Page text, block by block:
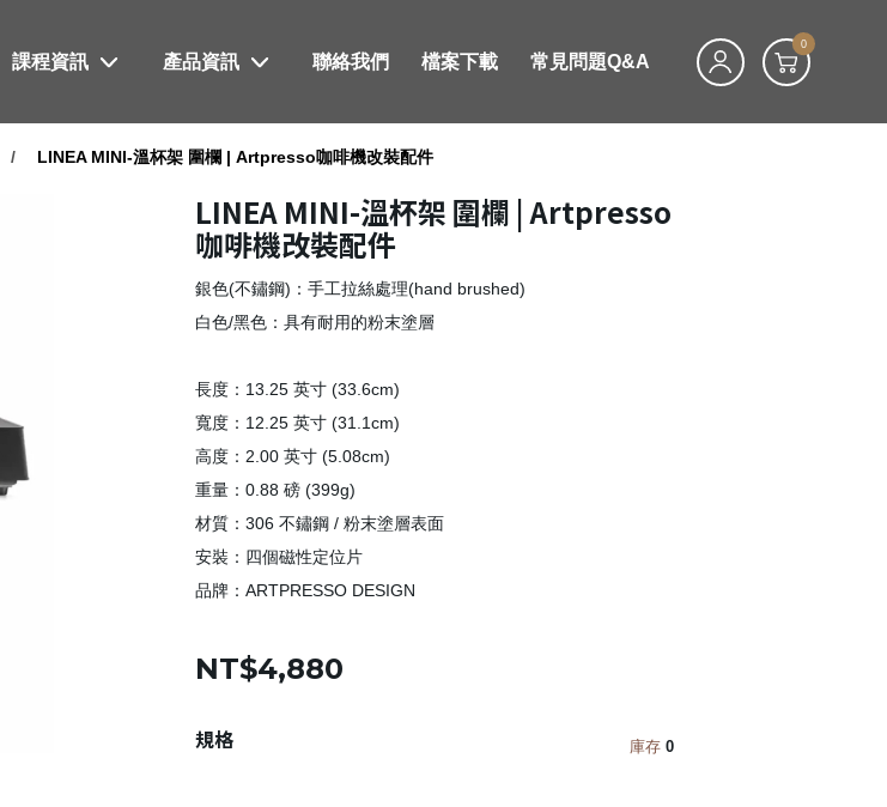
0
課程資訊 產品資訊 聯絡我們 檔案下載 常見問題Q&A
LINEA MINI-溫杯架 圍欄 | Artpresso咖啡機改裝配件
LINEA MINI-溫杯架 圍欄 | Artpresso
咖啡機改裝配件
銀色(不鏽鋼)：手工拉絲處理(hand brushed)
白色/黑色：具有耐用的粉末塗層
長度：13.25 英寸 (33.6cm)
寬度：12.25 英寸 (31.1cm)
高度：2.00 英寸 (5.08cm)
重量：0.88 磅 (399g)
材質：306 不鏽鋼 / 粉末塗層表面
安裝：四個磁性定位片
品牌：ARTPRESSO DESIGN
NT$4,880
規格 庫存 0